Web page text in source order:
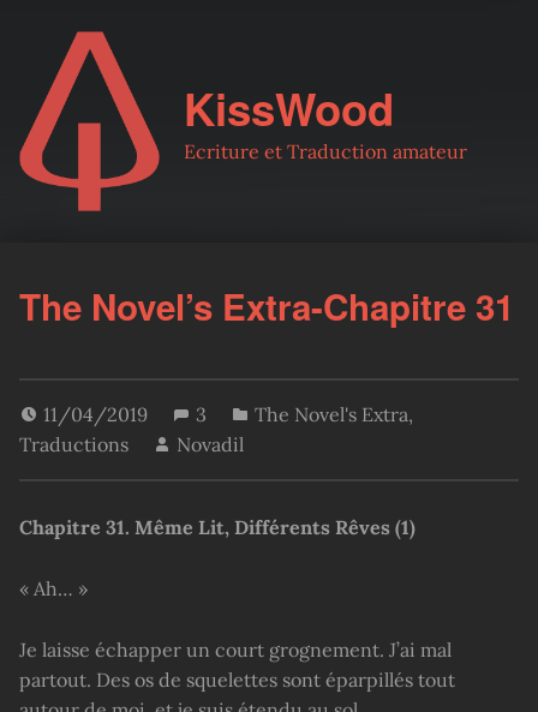
KissWood
Ecriture et Traduction amateur
The Novel’s Extra-Chapitre 31
11/04/2019 3 The Novel's Extra,
Traductions
Novadil
Chapitre 31. Même Lit, Différents Rêves (1)
« Ah… »
Je laisse échapper un court grognement. J’ai mal
partout. Des os de squelettes sont éparpillés tout